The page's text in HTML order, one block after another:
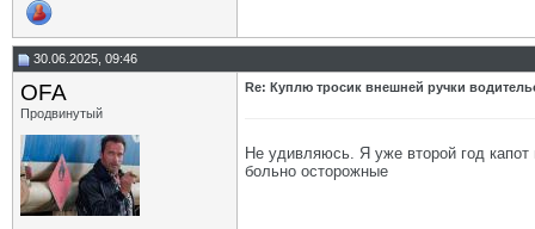
30.06.2025, 09:46
OFA
Продвинутый
Re: Куплю тросик внешней ручки
Не удивляюсь. Я уже второй год
больно осторожные